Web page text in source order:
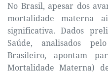
No Brasil, apesar dos
mortalidade materna
significativa. Dados
Saúde, analisados
Brasileiro, apontam
Mortalidade Materna)